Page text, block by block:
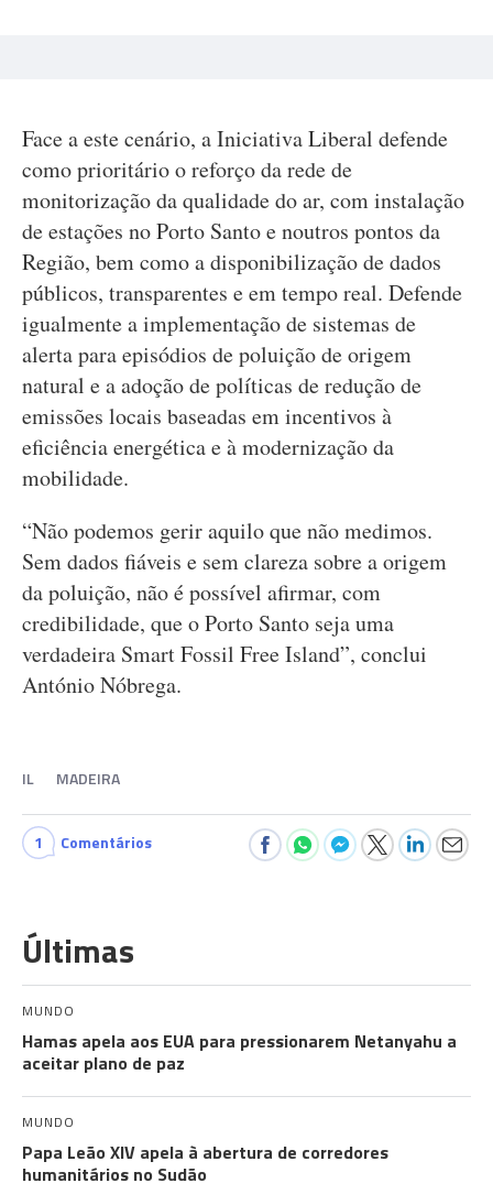
Face a este cenário, a Iniciativa Liberal defende
como prioritário o reforço da rede de
monitorização da qualidade do ar, com instalação
de estações no Porto Santo e noutros pontos da
Região, bem como a disponibilização de dados
públicos, transparentes e em tempo real. Defende
igualmente a implementação de sistemas de
alerta para episódios de poluição de origem
natural e a adoção de políticas de redução de
emissões locais baseadas em incentivos à
eficiência energética e à modernização da
mobilidade.
“Não podemos gerir aquilo que não medimos.
Sem dados fiáveis e sem clareza sobre a origem
da poluição, não é possível afirmar, com
credibilidade, que o Porto Santo seja uma
verdadeira Smart Fossil Free Island”, conclui
António Nóbrega.
IL MADEIRA
1 Comentários
Últimas
MUNDO
Hamas apela aos EUA para pressionarem Netanyahu a
aceitar plano de paz
MUNDO
Papa Leão XIV apela à abertura de corredores
humanitários no Sudão